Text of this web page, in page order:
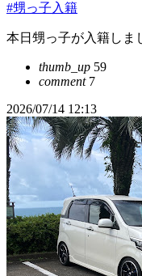
#甥っ子入籍
本日甥っ子が入籍しま
thumb_up 59
comment7
2026/07/14 12:13